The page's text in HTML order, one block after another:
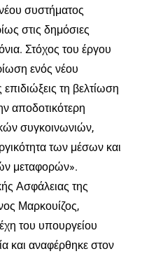
συστήματος
στις δημόσιες
Στόχος του έργου
ενός νέου
τη βελτίωση
αποδοτικότερη
συγκοινωνιών,
των μέσων και
μεταφορών».
Ασφάλειας της
Μαρκουίζος,
του υπουργείου
και αναφέρθηκε στον